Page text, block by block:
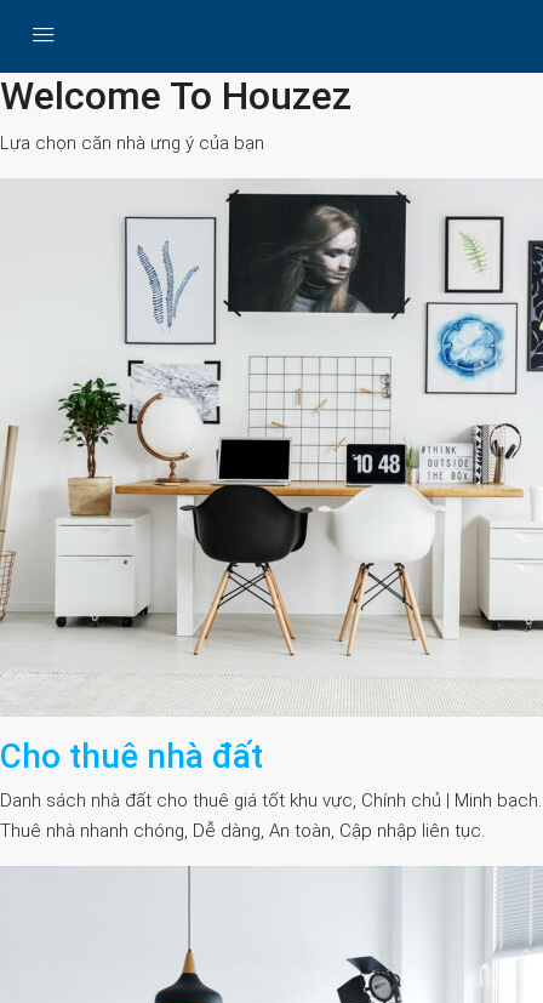
Search
Welcome To Houzez
Lựa chọn căn nhà ưng ý của bạn
Cho thuê nhà đất
Danh sách nhà đất cho thuê giá tốt khu vực, Chính chủ | Minh bạch.
Thuê nhà nhanh chóng, Dễ dàng, An toàn, Cập nhập liên tục.